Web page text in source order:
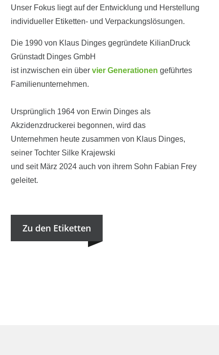
Unser Fokus liegt auf der Entwicklung und Herstellung
individueller Etiketten- und Verpackungslösungen.
Die 1990 von Klaus Dinges gegründete KilianDruck
Grünstadt Dinges GmbH
ist inzwischen ein übervier Generationen geführtes
Familienunternehmen.
Ursprünglich 1964 von Erwin Dinges als
Akzidenzdruckerei begonnen, wird das
Unternehmen heute zusammen von Klaus Dinges,
seiner Tochter Silke Krajewski
und seit März 2024 auch von ihrem Sohn Fabian Frey
geleitet.
Zu den Etiketten